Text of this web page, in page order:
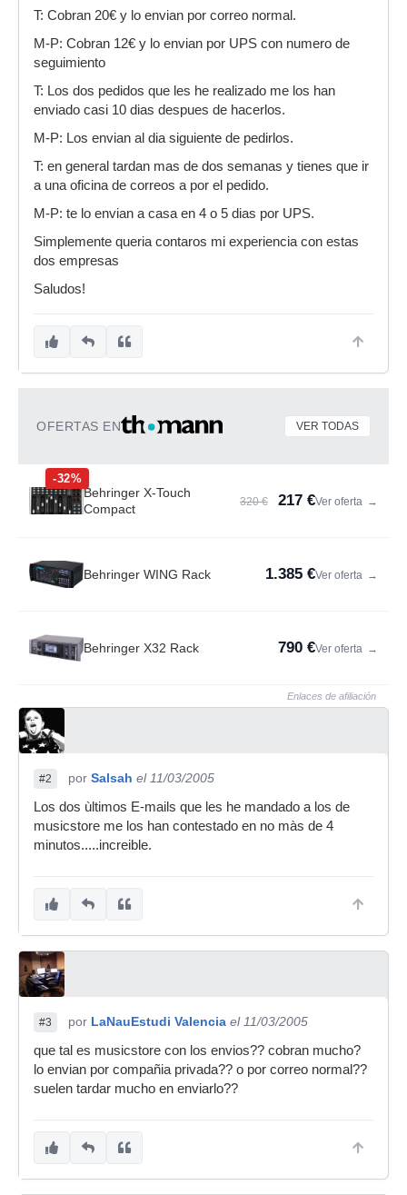
T: Cobran 20€ y lo envian por correo normal.
M-P: Cobran 12€ y lo envian por UPS con numero de
seguimiento
T: Los dos pedidos que les he realizado me los han
enviado casi 10 dias despues de hacerlos.
M-P: Los envian al dia siguiente de pedirlos.
T: en general tardan mas de dos semanas y tienes que ir
a una oficina de correos a por el pedido.
M-P: te lo envian a casa en 4 o 5 dias por UPS.
Simplemente queria contaros mi experiencia con estas
dos empresas
Saludos!
OFERTAS EN VER TODAS
-32%
Behringer X-Touch
Compact
320 € 217 €Ver oferta →
Behringer WING Rack 1.385 €Ver oferta →
Behringer X32 Rack 790 €Ver oferta →
Enlaces de afiliación
#2 por Salsah el 11/03/2005
Los dos ùltimos E-mails que les he mandado a los de
musicstore me los han contestado en no màs de 4
minutos.....increible.
#3 por LaNauEstudi Valencia el 11/03/2005
que tal es musicstore con los envios?? cobran mucho?
lo envian por compañia privada?? o por correo normal??
suelen tardar mucho en enviarlo??